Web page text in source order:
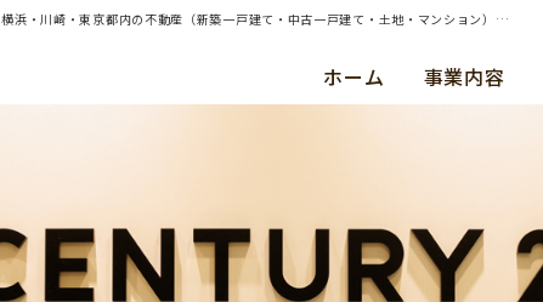
| 横浜市泉区和泉町 約100㎡土地（建物あり）の売却（買取）査定のご依頼を承りました | 横浜・川崎・東京都内の不動産（新築一戸建て・中古一戸建て・土地・マンション）ならセンチュリー21ジェイワンホームズ
ホーム 事業内容